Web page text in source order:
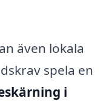
även lokala
spela en
i